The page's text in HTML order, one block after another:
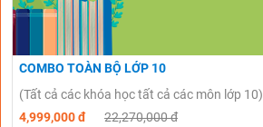
COMBO TOÀN BỘ LỚP 10
(Tất cả các khóa học tất cả các môn lớp 10)
4,999,000 đ
22,270,000 đ